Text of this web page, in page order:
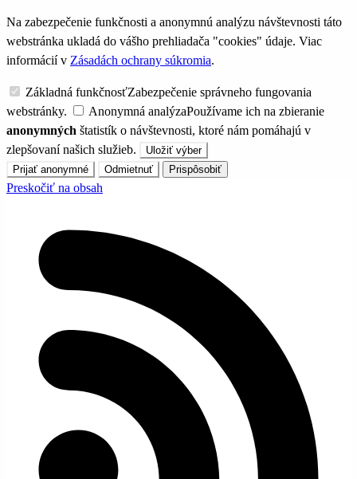
Na zabezpečenie funkčnosti a anonymnú analýzu návštevnosti táto
webstránka ukladá do vášho prehliadača "cookies" údaje. Viac
informácií v Zásadách ochrany súkromia.
Základná funkčnosťZabezpečenie správneho fungovania
webstránky.
Anonymná analýzaPoužívame ich na zbieranie
anonymných štatistík o návštevnosti, ktoré nám pomáhajú v
zlepšovaní našich služieb.
Uložiť výber
Prijať anonymné
Odmietnuť Prispôsobiť
Preskočiť na obsah